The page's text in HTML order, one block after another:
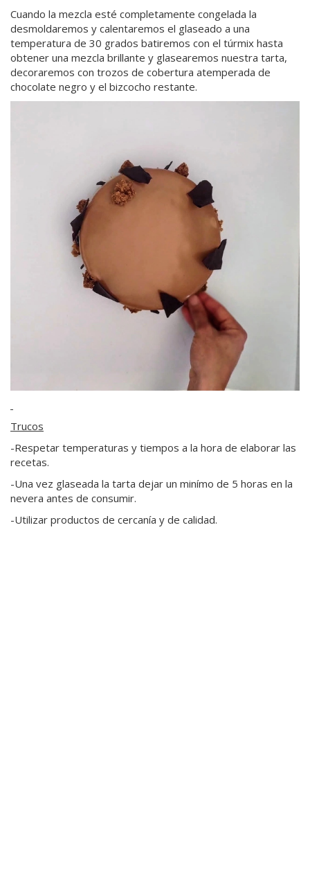
Cuando la mezcla esté completamente congelada la
desmoldaremos y calentaremos el glaseado a una
temperatura de 30 grados batiremos con el túrmix hasta
obtener una mezcla brillante y glasearemos nuestra tarta,
decoraremos con trozos de cobertura atemperada de
chocolate negro y el bizcocho restante.
Trucos
-Respetar temperaturas y tiempos a la hora de elaborar las
recetas.
-Una vez glaseada la tarta dejar un minímo de 5 horas en la
nevera antes de consumir.
-Utilizar productos de cercanía y de calidad.